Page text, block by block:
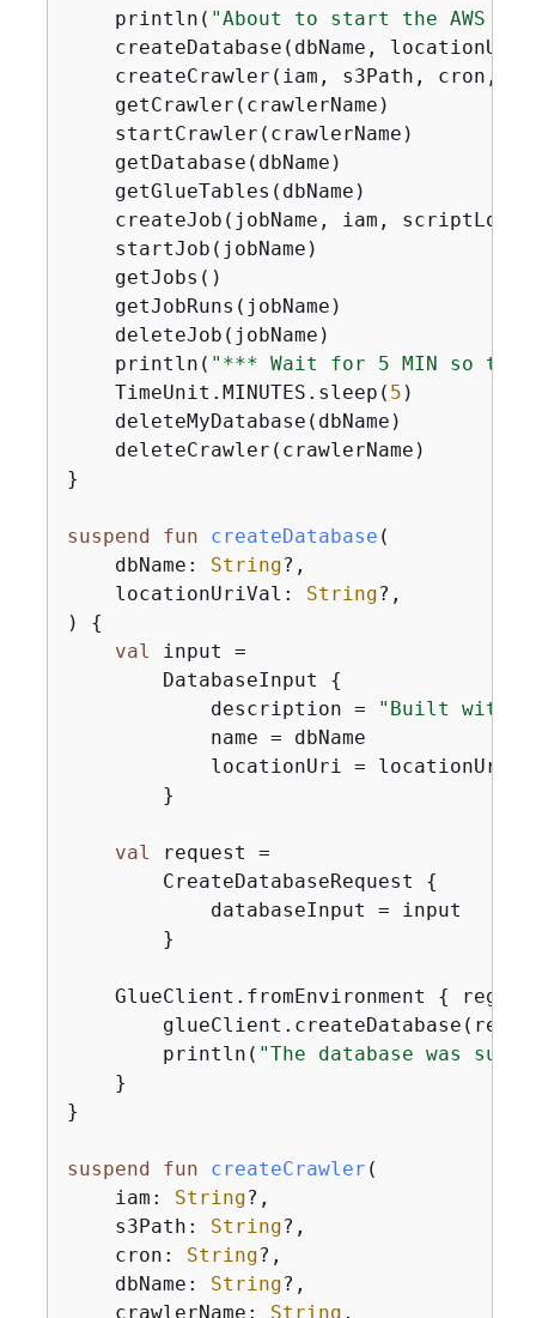
    println(
"About to start the AWS
    createDatabase(dbName, locationUri)
createCrawler(iam, s3Path, cron,
    getCrawler(crawlerName)
    startCrawler(crawlerName)
    getDatabase(dbName)
    getGlueTables(dbName)
createJob(jobName, iam,
    startJob(jobName)
    getJobs()
    getJobRuns(jobName)
    deleteJob(jobName)
    println(
"*** Wait for 5 MIN so the
    TimeUnit.MINUTES.sleep(
5 )
    deleteMyDatabase(dbName)
    deleteCrawler(crawlerName)
}
suspend fun createDatabase (
    dbName:
String?,
    locationUriVal:
String?,
)
{
val
input =
        DatabaseInput
{
            description =
"Built with
            name = dbName
locationUri =
        }
val
request =
        CreateDatabaseRequest
{
            databaseInput = input
        }
    GlueClient.fromEnvironment
{
        println(
"The database was
    }
}
suspend fun createCrawler (
    iam:
String?,
    s3Path:
String?,
    cron:
String?,
    dbName:
String?,
    crawlerName:
String ,